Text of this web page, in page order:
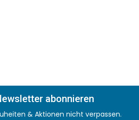
abonnieren
& Aktionen nicht verpassen.